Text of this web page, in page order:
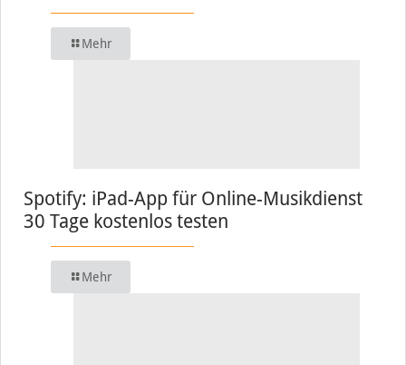
Mehr
Spotify: iPad-App für Online-Musikdienst
30 Tage kostenlos testen
Mehr